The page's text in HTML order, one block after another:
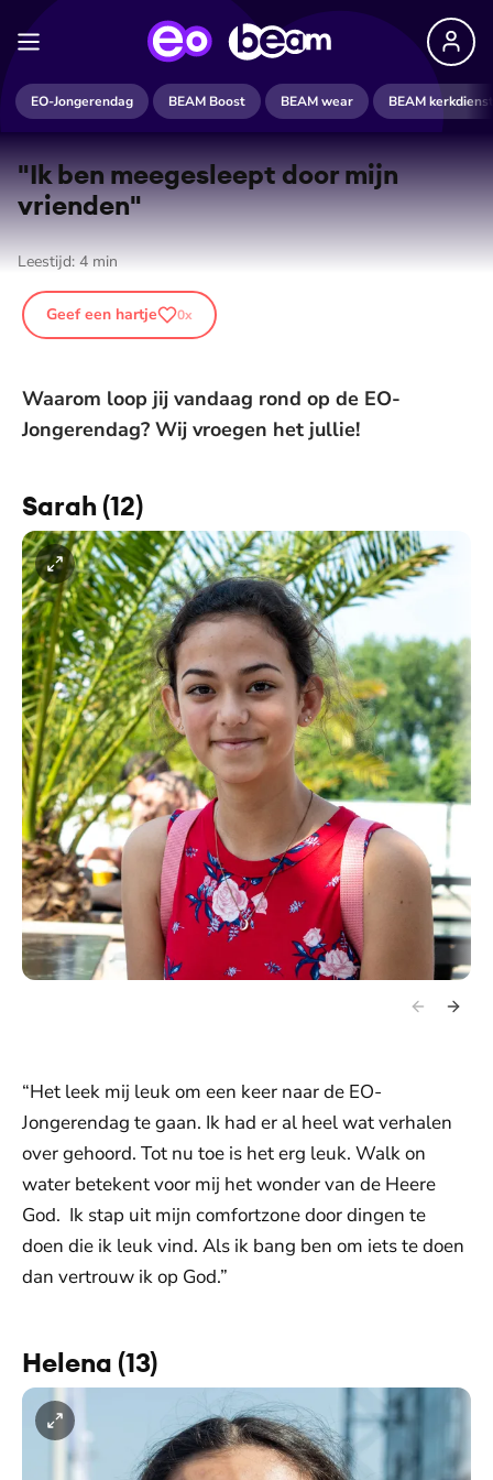
EO-Jongerendag BEAM Boost BEAM wear BEAM kerkdienst
"Ik ben meegesleept door mijn
vrienden"
Leestijd:4min
Geef een hartje 0x
Waarom loop jij vandaag rond op de EO-
Jongerendag? Wij vroegen het jullie!
Sarah (12)
“Het leek mij leuk om een keer naar de EO-
Jongerendag te gaan. Ik had er al heel wat verhalen
over gehoord. Tot nu toe is het erg leuk. Walk on
water betekent voor mij het wonder van de Heere
God. Ik stap uit mijn comfortzone door dingen te
doen die ik leuk vind. Als ik bang ben om iets te doen
dan vertrouw ik op God.”
Helena (13)